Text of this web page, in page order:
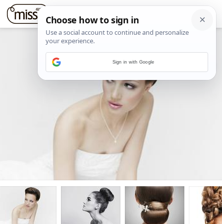
Sign in with Google